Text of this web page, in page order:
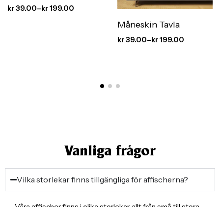
kr39.00–kr199.00
Måneskin Tavla
kr39.00–kr199.00
Vanliga frågor
Vilka storlekar finns tillgängliga för affischerna?